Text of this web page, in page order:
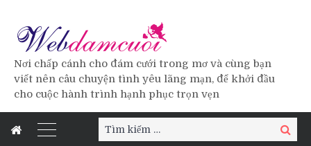
Nơi chấp cánh cho đám cưới trong mơ và cùng bạn
viết nên câu chuyện tình yêu lãng mạn, để khởi đầu
cho cuộc hành trình hạnh phục trọn vẹn
Tìm
kiếm:
Tìm
kiếm